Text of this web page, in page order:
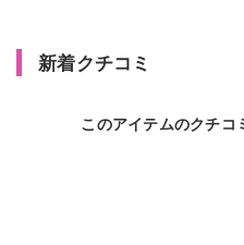
新着クチコミ
このアイテムのクチコ